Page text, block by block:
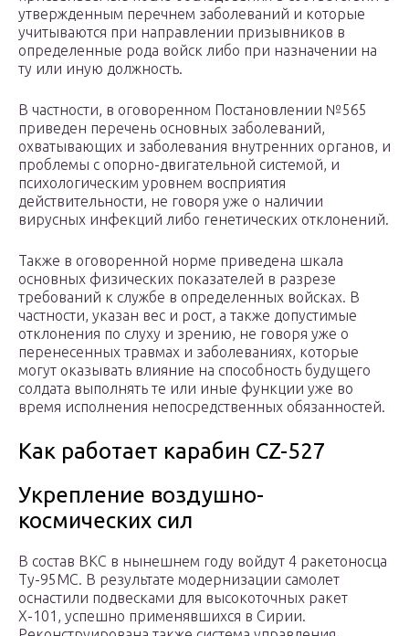
утвержденным перечнем заболеваний и которые
учитываются при направлении призывников в
определенные рода войск либо при назначении на
ту или иную должность.
В частности, в оговоренном Постановлении №565
приведен перечень основных заболеваний,
охватывающих и заболевания внутренних органов, и
проблемы с опорно-двигательной системой, и
психологическим уровнем восприятия
действительности, не говоря уже о наличии
вирусных инфекций либо генетических отклонений.
Также в оговоренной норме приведена шкала
основных физических показателей в разрезе
требований к службе в определенных войсках. В
частности, указан вес и рост, а также допустимые
отклонения по слуху и зрению, не говоря уже о
перенесенных травмах и заболеваниях, которые
могут оказывать влияние на способность будущего
солдата выполнять те или иные функции уже во
время исполнения непосредственных обязанностей.
Как работает карабин CZ-527
Укрепление воздушно-
космических сил
В состав ВКС в нынешнем году войдут 4 ракетоносца
Ту-95МС. В результате модернизации самолет
оснастили подвесками для высокоточных ракет
Х-101, успешно применявшихся в Сирии.